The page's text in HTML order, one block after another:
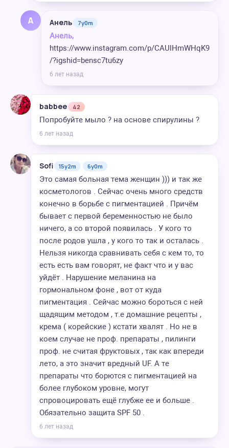
А Анель 7y0m
Анель,
https://www.instagram.com/p/CAUlHmWHqK9
/?igshid=bensc7tu6zy
6 лет назад
babbee 42
Попробуйте мыло ? на основе спирулины ?
6 лет назад
Sofi 15y2m 6y0m
Это самая больная тема женщин ))) и так же
косметологов . Сейчас очень много средств
конечно в борьбе с пигментацией . Причём
бывает с первой беременностью не было
ничего, а со второй появилась . У кого то
после родов ушла , у кого то так и осталась .
Нельзя никогда сравнивать себя с кем то, то
есть есть вам говорят, не факт что и у вас
уйдёт . Нарушение меланина на
гормональном фоне , вот от куда
пигментация . Сейчас можно бороться с ней
щадящим методом , т.е домашние рецепты ,
крема ( корейские ) кстати хвалят . Но не в
коем случае не проф. препараты , пилинги
проф. не считая фруктовых , так как впереди
лето, а это значит вредный UF. А те
препараты что борются с пигментацией на
более глубоком уровне, могут
спровоцировать ещё глубже ее и больше .
Обязательно защита SPF 50 .
6 лет назад